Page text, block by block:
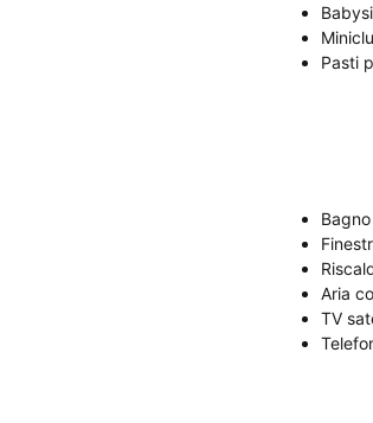
Pasti
Aria
TV